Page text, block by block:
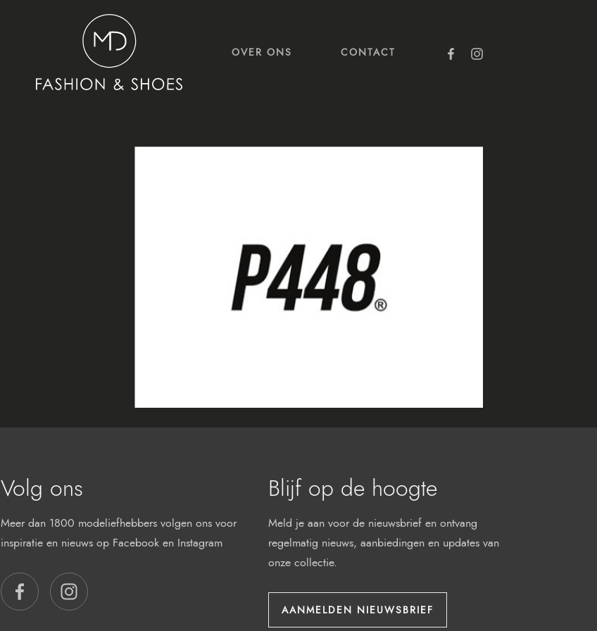
OVER ONS CONTACT FACEBOOK
INSTAGRAM
Volg ons
Meer dan 1800 modeliefhebbers volgen ons voor
inspiratie en nieuws op Facebook en Instagram
FACEBOOKINSTAGRAM
Blijf op de hoogte
Meld je aan voor de nieuwsbrief en ontvang
regelmatig nieuws, aanbiedingen en updates van
onze collectie.
AANMELDEN NIEUWSBRIEF